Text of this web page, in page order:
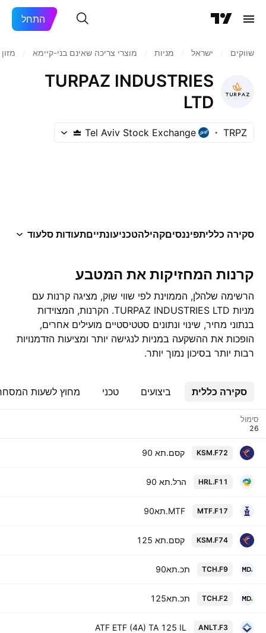
התחל
שווקים ישראל מניות‏ מוצרי צריכה שאינם בני-קיימא
TURPAZ INDUSTRIES
LTD
TRPZ
Tel Aviv Stock Exchange
סקירה כלליתפיננסיםקהילהטכניעונתייםתעודות סלעוד
קרנות המחזיקות את המטבע
הרשימה שלהלן, הממוינת לפי שווי שוק, מציגה קרנות עם
מניות TURPAZ INDUSTRIES LTD. הקרנות, המצוידות
בנתוני מחיר, שינוי ונתונים סטטיסטיים מועילים אחרים,
הופכות את ההשקעה במניות לנגישה יותר ומציעות הזדמנויות
רבות יותר בסיכון נמוך יותר.
סקירה כללית ביצועים טכני מחוץ לשעות
סימול
KSM.F72 קסם.תא 90
HRL.F11 הרל.תא 90
MTF.F17 MTF.תא90
KSM.F74 קסם.תא 125
TCH.F9 תכ.תא90
TCH.F2 תכ.תא125
ANLT.F3
ATF ETF (4A) TA 125 IL